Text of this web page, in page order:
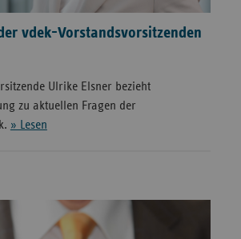
vdek-Vorstandsvorsitzenden
Ulrike Elsner bezieht
zu aktuellen Fragen der
» Lesen